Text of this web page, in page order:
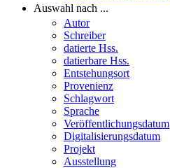
Auswahl nach ...
Autor
Schreiber
datierte Hss.
datierbare Hss.
Entstehungsort
Provenienz
Schlagwort
Sprache
Veröffentlichungsdatum
Digitalisierungsdatum
Projekt
Ausstellung